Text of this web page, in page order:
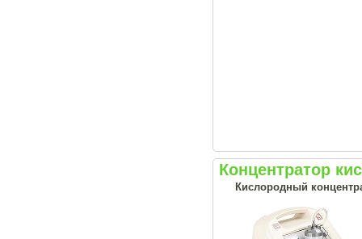
Концентратор
Кислородный